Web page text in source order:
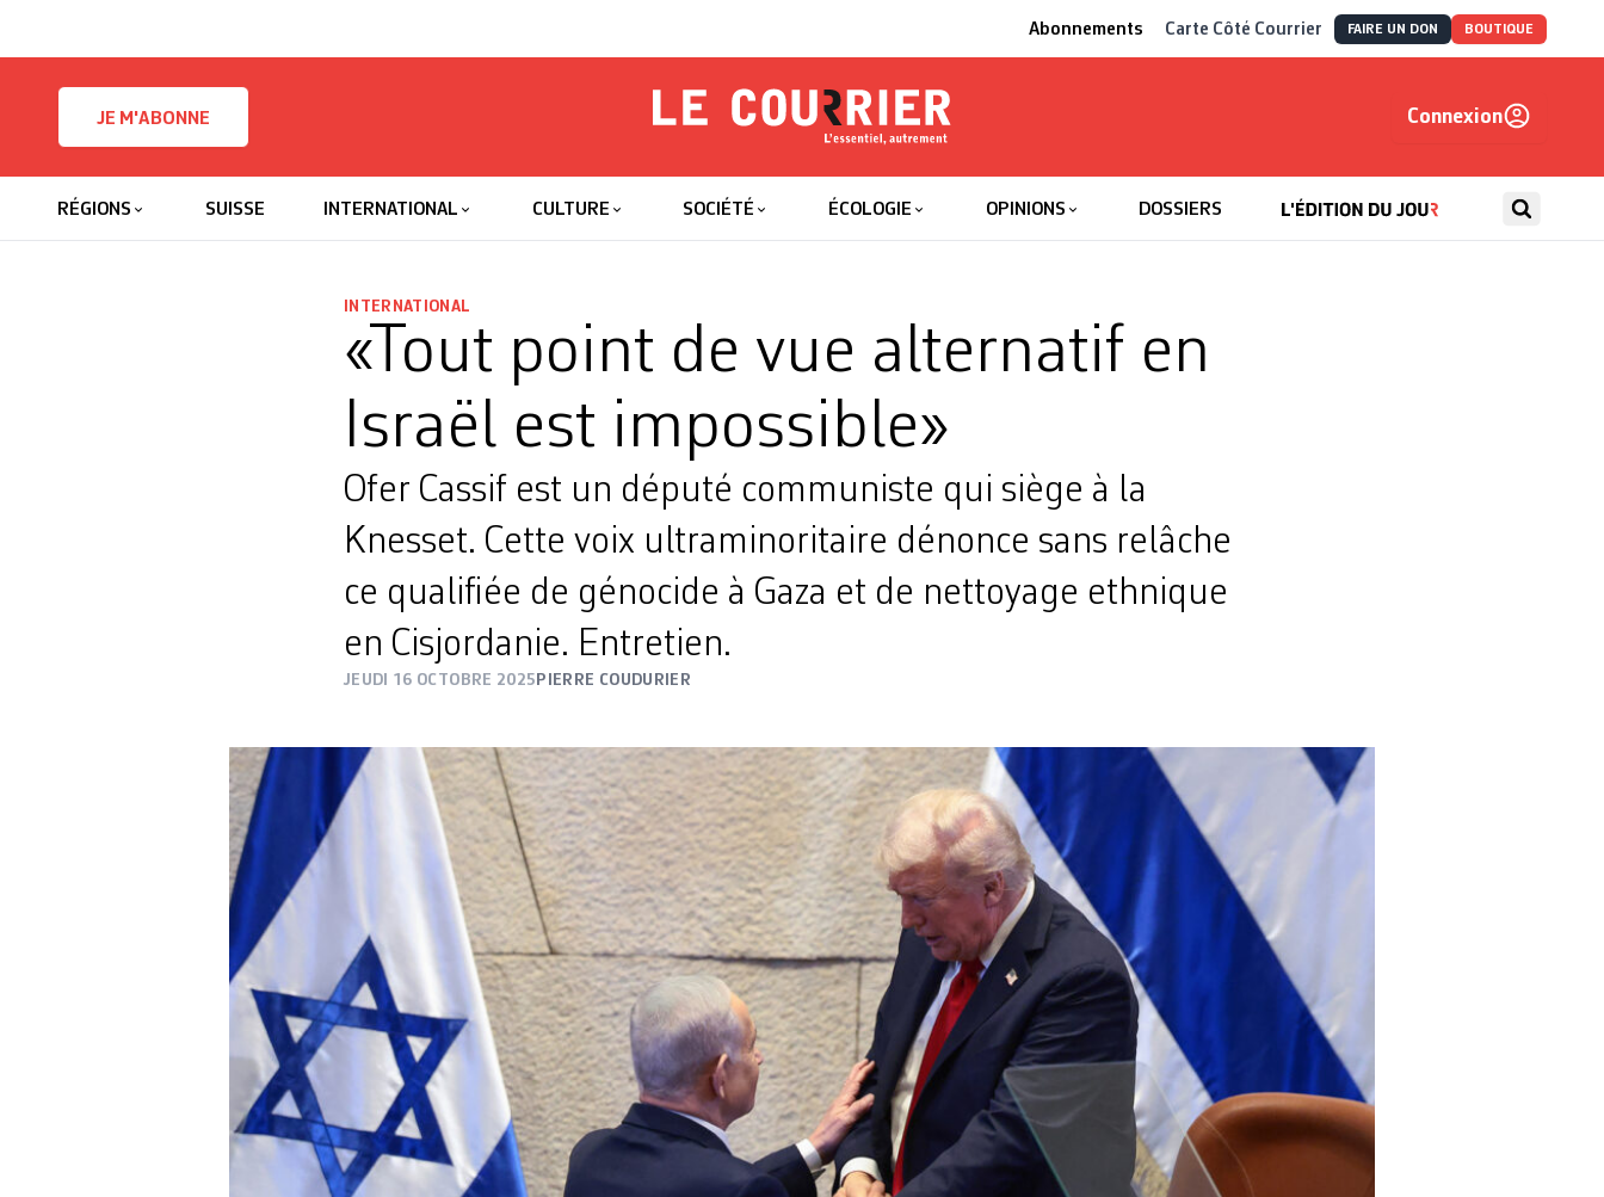
Abonnements Carte Côté Courrier FAIRE UN DON BOUTIQUE
JE M'ABONNE
Le Courrier
Connexion
RÉGIONS SUISSE INTERNATIONAL CULTURE SOCIÉTÉ ÉCOLOGIE OPINIONS DOSSIERS
INTERNATIONAL
«Tout point de vue alternatif en
Israël est impossible»
Ofer Cassif est un député communiste qui siège à la
Knesset. Cette voix ultraminoritaire dénonce sans relâche
ce qualifiée de génocide à Gaza et de nettoyage ethnique
en Cisjordanie. Entretien.
JEUDI 16 OCTOBRE 2025 PIERRE COUDURIER